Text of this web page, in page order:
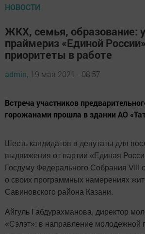
НОВОСТИ
ЖКХ, семья, образование:
праймериз «Единой
приоритеты в работе
admin, 19 мая 2021 - 08:57
Встреча участников
горожанами прошла в здании АО
Шесть кандидатов в депутаты для
выдвижения от партии «Единая
Госдуму Федерального Собрания VIII
о своих программных намерениях
Савиновского района Казани.
Айгуль Габдурахманова, директор
«Сэлэт»: в направление молодежной